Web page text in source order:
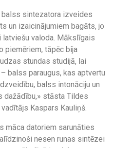
balss sintezatora izveides
un izaicinājumiem bagāts, jo
latviešu valoda. Mākslīgais
piemēriem, tāpēc bija
stundas studijā, lai
balss paraugus, kas aptvertu
balss intonāciju un
dažādību,» stāsta Tildes
Kaspars Kauliņš.
māca datoriem sarunāties
nesen runas sintēzei